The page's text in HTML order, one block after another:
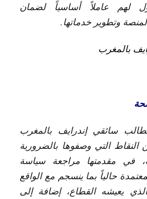
لهم عاملاً أساسياً لضمان
وتطوير خدماتها.
بالمغرب
سائقي إندرايف بالمغرب
التي وصفوها بالضرورية
في مقدمتها مراجعة سياسة
حالياً بما ينسجم مع الواقع
يعيشه القطاع، إضافة إلى